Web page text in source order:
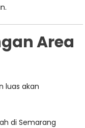
Area
luas akan
di Semarang